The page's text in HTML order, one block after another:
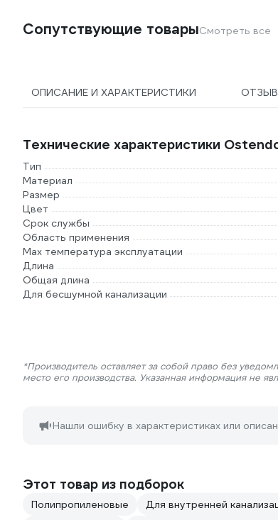
Сопутствующие товарыСмотреть все
ОПИСАНИЕ И ХАРАКТЕРИСТИКИ
Технические характеристики
Тип
Материал
Размер
Цвет
Срок службы
Область применения
Max температура эксплуатации
Длина
Общая длина
Для бесшумной канализации
*Производитель оставляет за собой право без
место его производства. Указанная информация не
Нашли ошибку в характеристиках или
Этот товар из подборок
Полипропиленовые Для внутренней